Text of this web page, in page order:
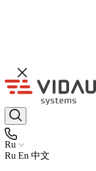
Ru
Ru En 中文